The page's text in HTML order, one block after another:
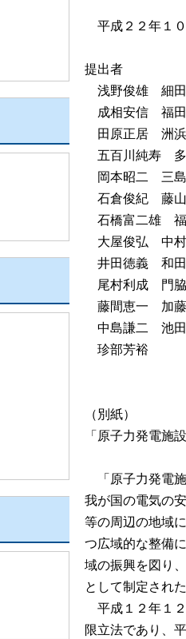
平成２２年１
提出者
浅野俊雄 細
成相安信 福
田原正居 洲
五百川純寿
岡本昭二 三島
石倉俊紀 藤山
石橋富二雄
大屋俊弘 中
井田徳義 和
尾村利成 門
藤間恵一 加藤
中島謙二 池田
珍部芳裕
（別紙）
「原子力発電施
「原子力発電
我が国の電気の
等の周辺の地域
つ広域的な整備
域の振興を図り
として制定され
平成１２年１
限立法であり、